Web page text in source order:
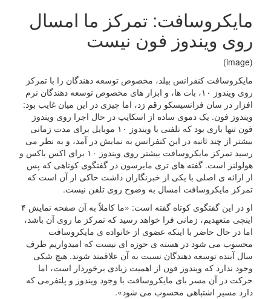
مایکروسافت: تمرکز ما امسال
روی ویندوز فون نیست
(image)
مایکروسافت کنفرانس بیلد، مخصوص توسعه دهندگان را با تمرکز
روی ویندوز ۱۰، بات ها، و ابزار های مخصوص توسعه دهندگان نرم
افزار در سان فرانسیسکو رقم زد، اما چیزی در این میان غایب بود:
ویندوز فون. یک دموی ساده از اسکایپ در حال اجرا روی ویندوز
فون تنها باری بود که تلفنی با ویندوز ۱۰ موبایل برای مدت زمانی
بیشتر از چند ثانیه در این کنفرانس به نمایش در آمد، و به نظر می
رسید تمرکز مایکروسافت بیشتر روی ویندوز ۱۰ برای اکس باکس و
هولولنز است. گفته های تری مایرسون در گفتگوی کوتاهی که پس
از ارائه ی اصلی با یکی از خبرنگاران داشت حاکی از آن است که
تمرکز مایکروسافت امسال به وضوح روی تلفن نیست.
او در این گفتگوی کوتاه گفته است: «ما کاملاً به آن صفحه نمایش ۴
اینچی متعهدیم، زمانی فرا خواهد رسید که تمرکز ما روی آن باشد،
اما در حال حاضر با اینکه عضوی از خانواده ی مایکروسافت
محسوب می شود در هسته ی حوزه ای نیست که امیدواریم ظرف
سال آینده توسعه دهندگان نسبت به آن علاقمند شوند. هیچ شکی
وجود ندارد که ویندوز فون از اهمیت زیادی برخوردار است، اما
حرکت در آن مسر بای مایکروسافت با وجود ویندوز و پلتفرمی که
دارد مسیر اشتباهی محسوب می شود».